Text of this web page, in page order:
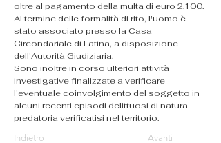
oltre al pagamento della multa di euro 2.100.
Al termine delle formalità di rito, l'uomo è
stato associato presso la Casa
Circondariale di Latina, a disposizione
dell'Autorità Giudiziaria.
Sono inoltre in corso ulteriori attività
investigative finalizzate a verificare
l'eventuale coinvolgimento del soggetto in
alcuni recenti episodi delittuosi di natura
predatoria verificatisi nel territorio.
Indietro Avanti